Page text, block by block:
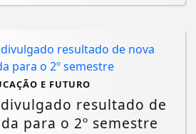
E FUTURO
resultado de
para o 2º semestre